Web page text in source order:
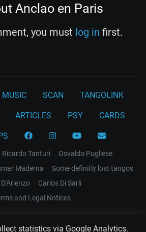
statistics via Google Analytics.
Anclao en Paris
you must log in first.
MUSIC SCAN TANGOLINK
ARTICLES PSY CARDS
Ricardo Tanturi
Osvaldo Pugliese
Maderna
Some definitly lost tangos
Carlos Di Sarli
and Legal Notices
EL RECODO TANGO